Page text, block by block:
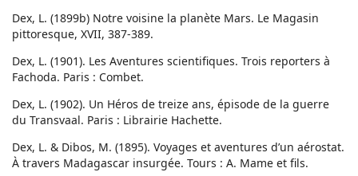
Dex, L. (1899b) Notre voisine la planète Mars. Le Magasin
pittoresque, XVII, 387-389.
Dex, L. (1901). Les Aventures scientifiques. Trois reporters à
Fachoda. Paris : Combet.
Dex, L. (1902). Un Héros de treize ans, épisode de la guerre
du Transvaal. Paris : Librairie Hachette.
Dex, L. & Dibos, M. (1895). Voyages et aventures d’un aérostat.
À travers Madagascar insurgée. Tours : A. Mame et fils.